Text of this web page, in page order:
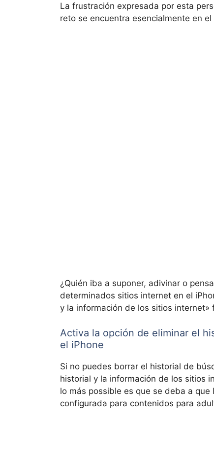
La frustración expresada por esta
reto se encuentra esencialmente en
¿Quién iba a suponer, adivinar o
determinados sitios internet en el
y la información de los sitios internet»
Activa la opción de eliminar el
el iPhone
Si no puedes borrar el historial de
historial y la información de los sitios
lo más possible es que se deba a
configurada para contenidos para